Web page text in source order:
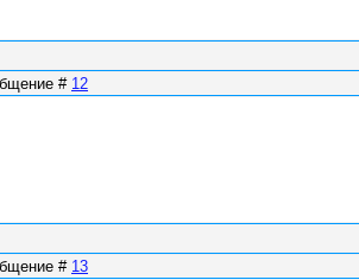
# 12
# 13